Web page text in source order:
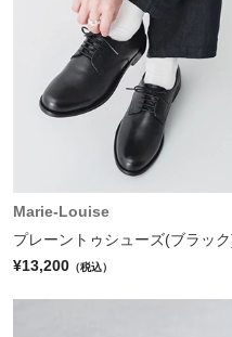
Marie-Louise
プレーントゥシューズ(ブラッ
¥13,200 （税込）